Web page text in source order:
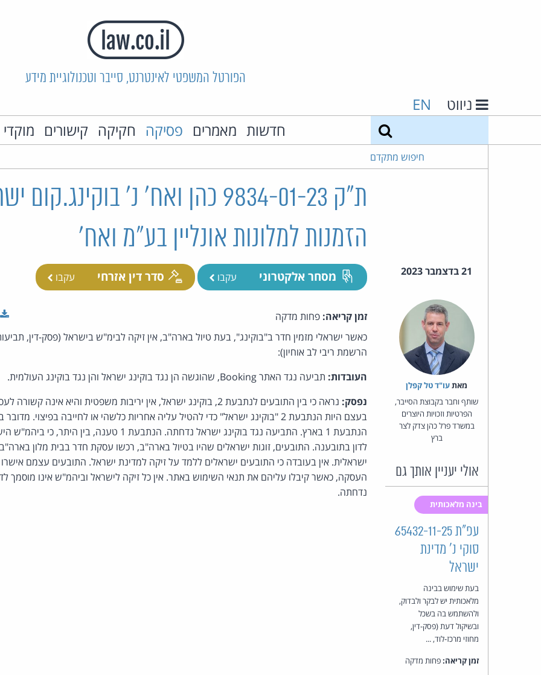
הפורטל המשפטי לאינטרנט, סייבר וטכנולוגיית מידע
ניווט EN
חדשות מאמרים פסיקה חקיקה קישורים
חיפוש מתקדם
ת"ק 9834-01-23 כהן ואח' נ' בוקינג.קום
הזמנות למלונות אונליין בע"מ ואח'
21 בדצמבר 2023 מסחר אלקטרוני עקבו סדר דין אזרחי עקבו
מאת‏עו"ד טל קפלן
שותף וחבר בקבוצת הסייבר,
הפרטיות וזכויות היוצרים
במשרד פרל כהן צדק לצר
ברץ
אולי יעניין אותך גם
בינה מלאכותית
עפ"ת 65432-11-25
סוקי נ' מדינת
ישראל
בעת שימוש בבינה
מלאכותית יש לבקר ולבדוק,
ולהשתמש בה בשכל
ובשיקול דעת (פסק-דין,
מחוזי מרכז-לוד, ...
זמן קריאה:פחות מדקה
זמן קריאה: פחות מדקה
כאשר ישראלי מזמין חדר ב"בוקינג", בעת טיול בארה"ב, אין זיקה לבימ"ש בישראל (פסק-דין,
הרשמת ריבי לב אוחיון):
העובדות: תביעה נגד האתר Booking, שהוגשה הן נגד בוקינג ישראל והן נגד בוקינג העולמית.
נפסק:
נראה כי בין התובעים לנתבעת 2, בוקינג ישראל, אין יריבות משפטית והיא
בעצם היות הנתבעת 2 "בוקינג ישראל" כדי להטיל עליה אחריות כלשהי או לחייבה
הנתבעת 1 בארץ. התביעה נגד בוקינג ישראל נדחתה. הנתבעת 1
לדון בתובענה. התובעים, זוגות ישראלים שהיו בטיול בארה"ב, רכשו עסקת חדר בבית מלון
ישראלית. אין בעובדה כי התובעים ישראלים ללמד על זיקה למדינת ישראל. התובעים עצמם
העסקה, כאשר קיבלו עליהם את תנאי השימוש באתר. אין כל זיקה לישראל וביהמ"ש אינו מוסמך
נדחתה.